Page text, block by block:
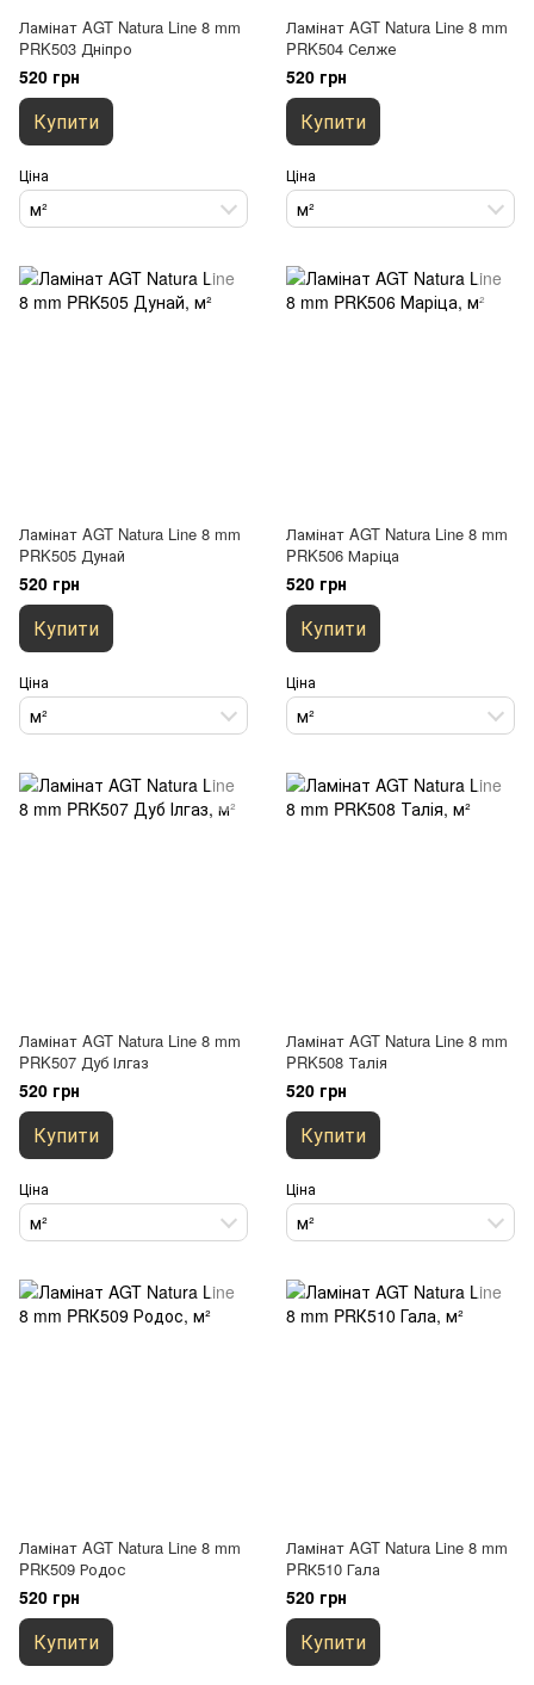
Ламінат AGT Natura Line 8 mm
PRK503 Дніпро
520 грн
Купити
Ціна
м²
Ламінат AGT Natura Line 8 mm
PRK504 Селже
520 грн
Купити
Ціна
м²
Ламінат AGT Natura Line 8 mm
PRK505 Дунай
520 грн
Купити
Ціна
м²
Ламінат AGT Natura Line 8 mm
PRK506 Маріца
520 грн
Купити
Ціна
м²
Ламінат AGT Natura Line 8 mm
PRK507 Дуб Ілгаз
520 грн
Купити
Ціна
м²
Ламінат AGT Natura Line 8 mm
PRK508 Талія
520 грн
Купити
Ціна
м²
Ламінат AGT Natura Line 8 mm
PRК509 Родос
520 грн
Купити
Ламінат AGT Natura Line 8 mm
PRК510 Гала
520 грн
Купити